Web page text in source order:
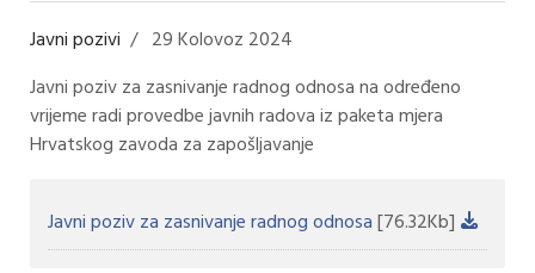
Javni pozivi
29 Kolovoz 2024
Javni poziv za zasnivanje radnog odnosa na određeno
vrijeme radi provedbe javnih radova iz paketa mjera
Hrvatskog zavoda za zapošljavanje
Javni poziv za zasnivanje radnog odnosa[76.32Kb]